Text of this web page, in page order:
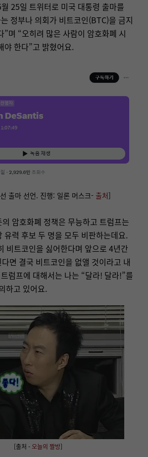
25일 트위터로 미국 대통령 출마를
정부나 의회가 비트코인(BTC)을 금지
”며 “오히려 많은 사람이 암호화폐 시
야 한다”고 밝혔어요.
출마 선언. 진행: 일론 머스크- 출처]
암호화폐 정책은 무능하고 트럼프는
유력 후보 두 명을 모두 비판하는데요.
비트코인을 싫어한다며 앞으로 4년간
면 결국 비트코인을 없앨 것이라고 내
럼프에 대해서는 나는 “달라! 달라!”를
하고 있어요.
[출처 -오늘의 짤방]